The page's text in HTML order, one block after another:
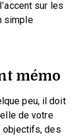
sur les
simple
mémo
peu, il doit
de votre
objectifs, des